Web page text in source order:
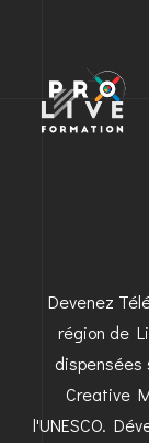
Devenez
région de
dispensées
Creative
l'UNESCO.